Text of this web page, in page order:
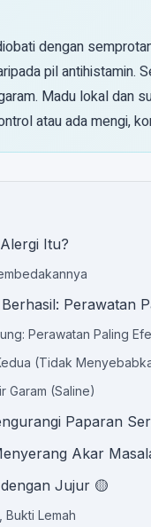
dengan
pil antihistamin.
Madu lokal dan
atau ada mengi,
Itu?
Perawatan
Perawatan Paling
(Tidak
Garam (Saline)
Paparan
Akar
Jujur 🟡
Bukti Lemah